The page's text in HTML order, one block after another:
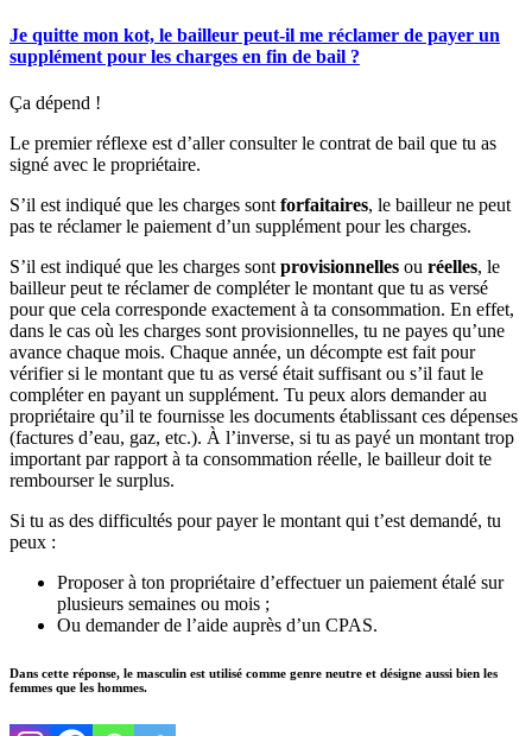
Je quitte mon kot, le bailleur peut-il me réclamer de payer un
supplément pour les charges en fin de bail ?
Ça dépend !
Le premier réflexe est d’aller consulter le contrat de bail que tu as
signé avec le propriétaire.
S’il est indiqué que les charges sontforfaitaires, le bailleur ne peut
pas te réclamer le paiement d’un supplément pour les charges.
S’il est indiqué que les charges sontprovisionnelles ou réelles, le
bailleur peut te réclamer de compléter le montant que tu as versé
pour que cela corresponde exactement à ta consommation. En effet,
dans le cas où les charges sont provisionnelles, tu ne payes qu’une
avance chaque mois. Chaque année, un décompte est fait pour
vérifier si le montant que tu as versé était suffisant ou s’il faut le
compléter en payant un supplément. Tu peux alors demander au
propriétaire qu’il te fournisse les documents établissant ces dépenses
(factures d’eau, gaz, etc.). À l’inverse, si tu as payé un montant trop
important par rapport à ta consommation réelle, le bailleur doit te
rembourser le surplus.
Si tu as des difficultés pour payer le montant qui t’est demandé, tu
peux :
Proposer à ton propriétaire d’effectuer un paiement étalé sur
plusieurs semaines ou mois ;
Ou demander de l’aide auprès d’un CPAS.
Dans cette réponse, le masculin est utilisé comme genre neutre et désigne aussi bien les
femmes que les hommes.